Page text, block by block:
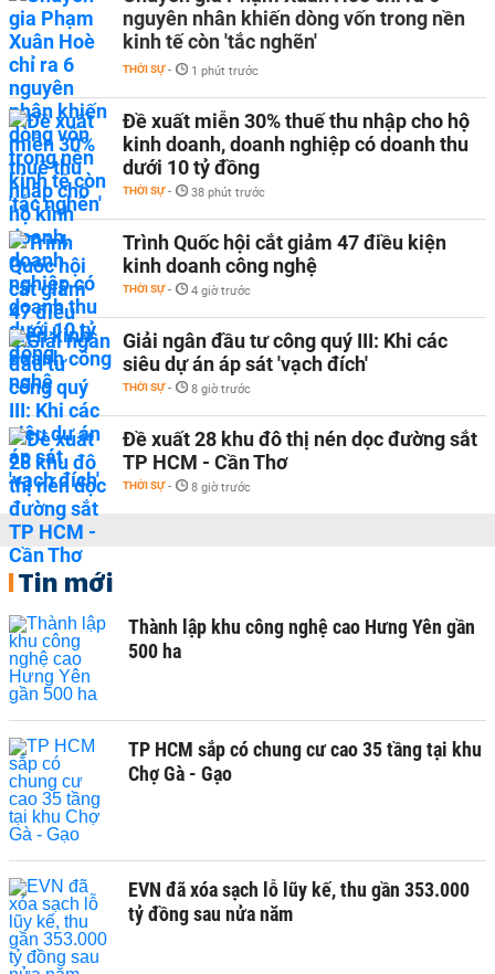
nguyên nhân khiến dòng vốn trong nền
kinh tế còn 'tắc nghẽn'
THỜI SỰ - 1 phút trước
Đề xuất miễn 30% thuế thu nhập cho hộ
kinh doanh, doanh nghiệp có doanh thu
dưới 10 tỷ đồng
THỜI SỰ - 38 phút trước
Trình Quốc hội cắt giảm 47 điều kiện
kinh doanh công nghệ
THỜI SỰ - 4 giờ trước
Giải ngân đầu tư công quý III: Khi các
siêu dự án áp sát 'vạch đích'
THỜI SỰ - 8 giờ trước
Đề xuất 28 khu đô thị nén dọc đường sắt
TP HCM - Cần Thơ
THỜI SỰ - 8 giờ trước
Tin mới
Thành lập khu công nghệ cao Hưng Yên gần
500 ha
TP HCM sắp có chung cư cao 35 tầng tại khu
Chợ Gà - Gạo
EVN đã xóa sạch lỗ lũy kế, thu gần 353.000
tỷ đồng sau nửa năm